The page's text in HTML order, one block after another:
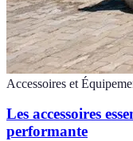
Accessoires et
Les accessoires
performante